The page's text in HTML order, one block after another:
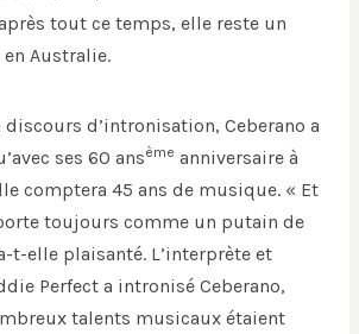
tout ce temps, elle reste un
Australie.
discours d’intronisation, Ceberano a
ses 60 ansème anniversaire à
comptera 45 ans de musique. « Et
toujours comme un putain de
t-elle plaisanté. L’interprète et
Perfect a intronisé Ceberano,
talents musicaux étaient